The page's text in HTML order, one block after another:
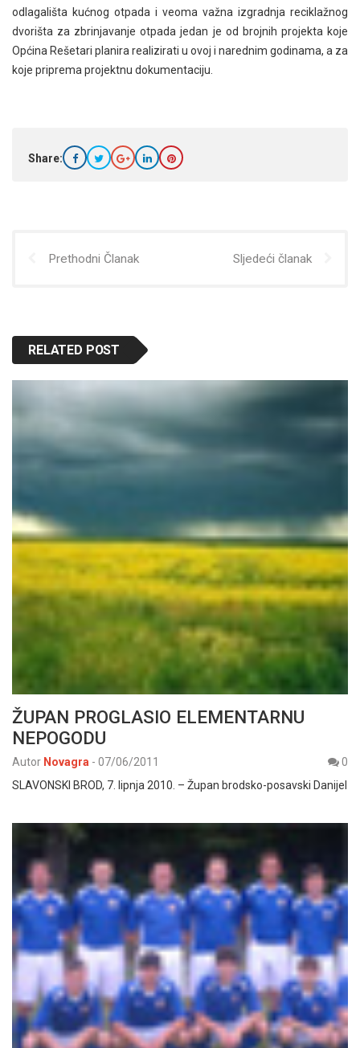
odlagališta kućnog otpada i veoma važna izgradnja reciklažnog
dvorišta za zbrinjavanje otpada jedan je od brojnih projekta koje
Općina Rešetari planira realizirati u ovoj i narednim godinama, a za
koje priprema projektnu dokumentaciju.
Share:
Prethodni Članak Sljedeći članak
RELATED POST
ŽUPAN PROGLASIO ELEMENTARNU
NEPOGODU
Autor Novagra - 07/06/2011
0
SLAVONSKI BROD, 7. lipnja 2010. – Župan brodsko-posavski Danijel